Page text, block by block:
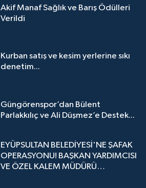
Akif Manaf Sağlık ve Barış Ödülleri
Verildi
Kurban satış ve kesim yerlerine sıkı
denetim...
Güngörenspor’dan Bülent
Parlakkılıç ve Ali Düşmez’e Destek...
EYÜPSULTAN BELEDİYESİ'NE ŞAFAK
OPERASYONU! BAŞKAN YARDIMCISI
VE ÖZEL KALEM MÜDÜRÜ